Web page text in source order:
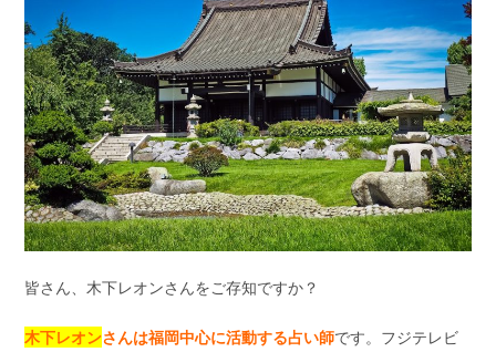
皆さん、木下レオンさんをご存知ですか？
木下レオンさんは福岡中心に活動する占い師です。フジテレビ